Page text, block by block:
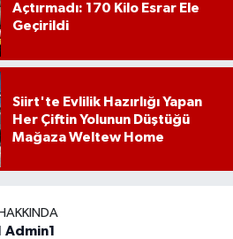
Açtırmadı: 170 Kilo Esrar Ele
Geçirildi
Siirt'te Evlilik Hazırlığı Yapan
Her Çiftin Yolunun Düştüğü
Mağaza Weltew Home
Admin1